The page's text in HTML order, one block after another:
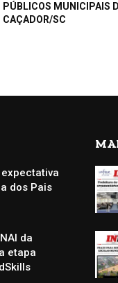
PÚBLICOS MUNICIPAIS
CAÇADOR/SC
dos Pais
da
etapa